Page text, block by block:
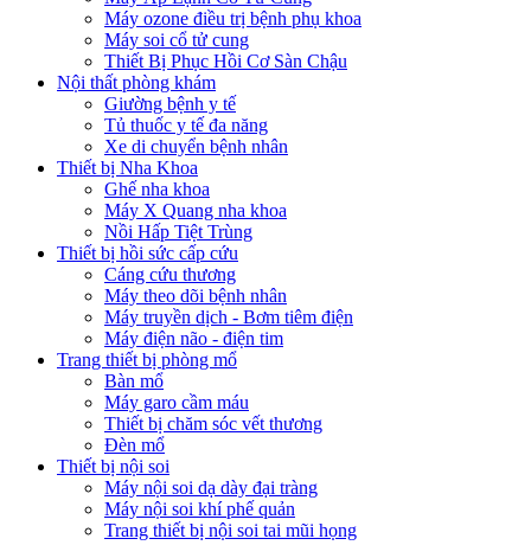
Máy ozone điều trị bệnh phụ khoa
Máy soi cổ tử cung
Thiết Bị Phục Hồi Cơ Sàn Chậu
Nội thất phòng khám
Giường bệnh y tế
Tủ thuốc y tế đa năng
Xe di chuyển bệnh nhân
Thiết bị Nha Khoa
Ghế nha khoa
Máy X Quang nha khoa
Nồi Hấp Tiệt Trùng
Thiết bị hồi sức cấp cứu
Cáng cứu thương
Máy theo dõi bệnh nhân
Máy truyền dịch - Bơm tiêm điện
Máy điện não - điện tim
Trang thiết bị phòng mổ
Bàn mổ
Máy garo cầm máu
Thiết bị chăm sóc vết thương
Đèn mổ
Thiết bị nội soi
Máy nội soi dạ dày đại tràng
Máy nội soi khí phế quản
Trang thiết bị nội soi tai mũi họng